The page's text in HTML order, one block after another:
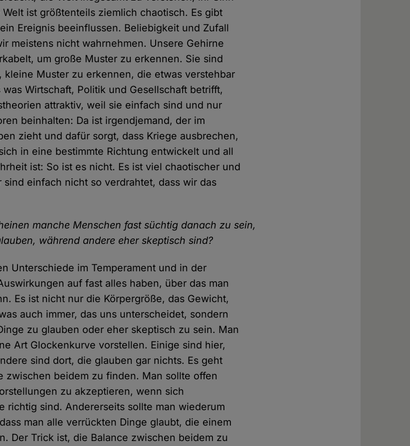
ist größtenteils ziemlich chaotisch. Es gibt
Ereignis beeinflussen. Beliebigkeit und Zufall
meistens nicht wahrnehmen. Unsere Gehirne
um große Muster zu erkennen. Sie sind
kleine Muster zu erkennen, die etwas verstehbar
Wirtschaft, Politik und Gesellschaft betrifft,
attraktiv, weil sie einfach sind und nur
beinhalten: Da ist irgendjemand, der im
zieht und dafür sorgt, dass Kriege ausbrechen,
in eine bestimmte Richtung entwickelt und all
ist: So ist es nicht. Es ist viel chaotischer und
sind einfach nicht so verdrahtet, dass wir das
manche Menschen fast süchtig danach zu sein,
während andere eher skeptisch sind?
Unterschiede im Temperament und in der
auf fast alles haben, über das man
Es ist nicht nur die Körpergröße, das Gewicht,
auch immer, das uns unterscheidet, sondern
zu glauben oder eher skeptisch zu sein. Man
Art Glockenkurve vorstellen. Einige sind hier,
sind dort, die glauben gar nichts. Es geht
zwischen beidem zu finden. Man sollte offen
zu akzeptieren, wenn sich
richtig sind. Andererseits sollte man wiederum
man alle verrückten Dinge glaubt, die einem
Der Trick ist, die Balance zwischen beidem zu